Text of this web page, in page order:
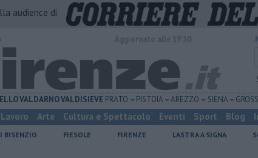
audience di
VALDARNOVALDISIEVE PRATO PISTOIA AREZZO SIENA
Lavoro Arte Cultura e Spettacolo Eventi Sport Blog
BISENZIO FIESOLE FIRENZE LASTRA A SIGNA